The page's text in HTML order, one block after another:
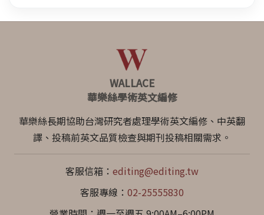
WALLACE
華樂絲學術英文編修
華樂絲長期協助台灣研究者處理學術英文編修、中英翻
譯、投稿前英文品質檢查與期刊投稿相關需求。
客服信箱： editing@editing.tw
客服專線： 02-25555830